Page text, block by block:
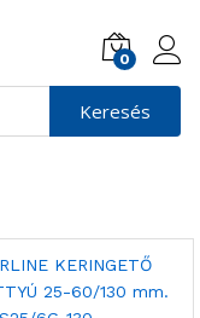
0
Keresés